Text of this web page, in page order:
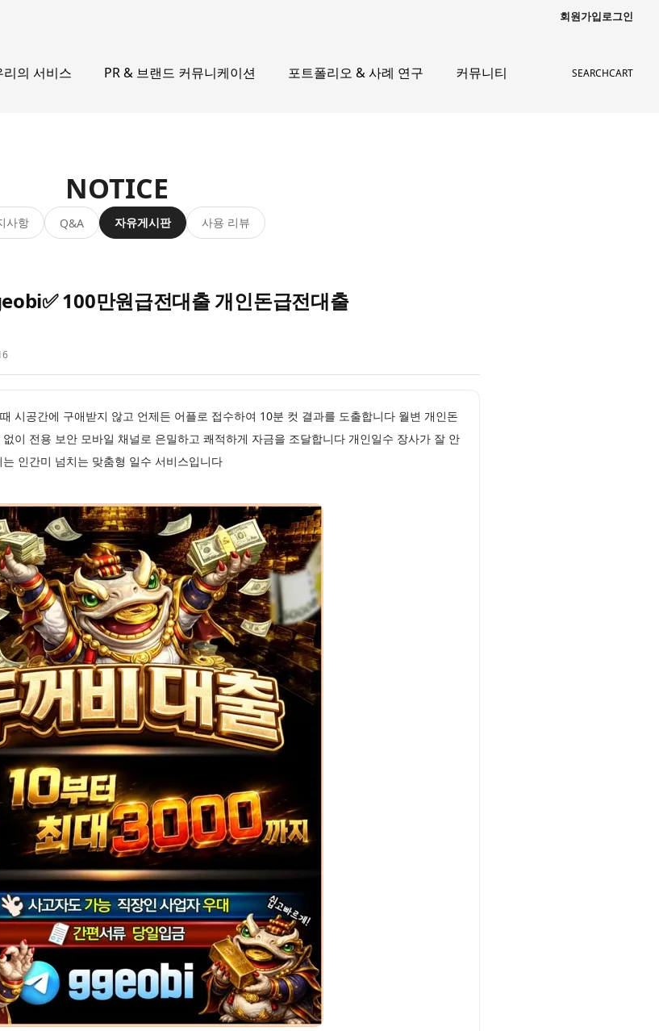
회원가입로그인
리의 서비스 PR & 브랜드 커뮤니케이션 포트폴리오 & 사례 연구 커뮤니티 SEARCHCART
NOTICE
사항 Q&A 자유게시판 사용 리뷰
100만원급전대출 개인돈급전대출
시공간에 구애받지 않고 언제든 어플로 접수하여 10분 컷 결과를 도출합니다 월변 개인돈
이 전용 보안 모바일 채널로 은밀하고 쾌적하게 자금을 조달합니다 개인일수 장사가 잘 안
인간미 넘치는 맞춤형 일수 서비스입니다